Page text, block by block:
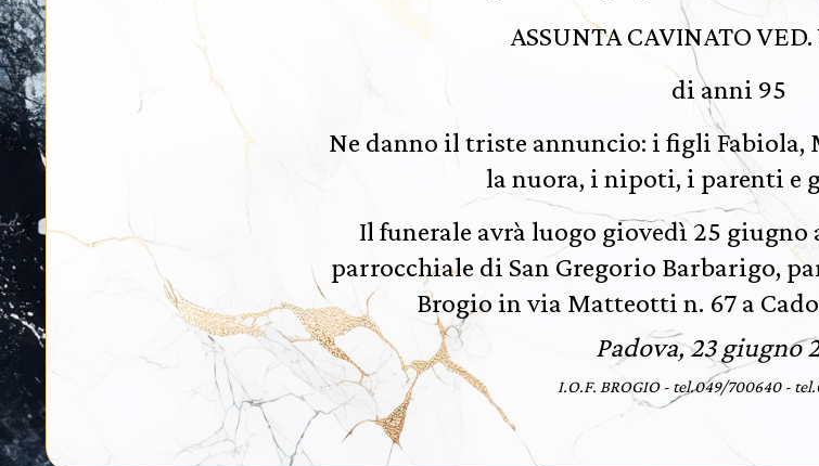
ASSUNTA CAVINATO
di anni 95
Ne danno il triste annuncio: i figli Fabiola,
la nuora, i nipoti, i parenti e
Il funerale avrà luogo giovedì 25 giugno
parrocchiale di San Gregorio Barbarigo,
Brogio in via Matteotti n. 67 a
Padova, 23 giugno
I.O.F. BROGIO - tel.049/700640 -